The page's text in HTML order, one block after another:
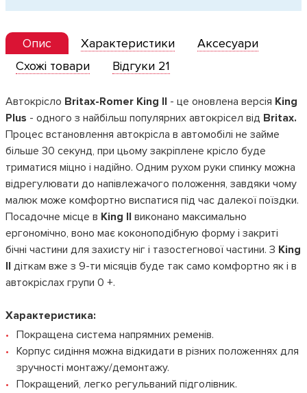
Опис Характеристики
Аксесуари
Схожі товари
Відгуки 21
Автокрісло Britax-Romer King II - це оновлена ​​версія King
Plus - одного з найбільш популярних автокрісел від Britax.
Процес встановлення автокрісла в автомобілі не займе
більше 30 секунд, при цьому закріплене крісло буде
триматися міцно і надійно. Одним рухом руки спинку можна
відрегулювати до напівлежачого положення, завдяки чому
малюк може комфортно виспатися під час далекої поїздки.
Посадочне місце в King II виконано максимально
ергономічно, воно має коконоподібную форму і закриті
бічні частини для захисту ніг і тазостегнової частини. З King
II діткам вже з 9-ти місяців буде так само комфортно як і в
автокріслах групи 0 +.
Характеристика:
Покращена система напрямних ременів.
Корпус сидіння можна відкидати в різних положеннях для
зручності монтажу/демонтажу.
Покращений, легко регульваний підголівник.